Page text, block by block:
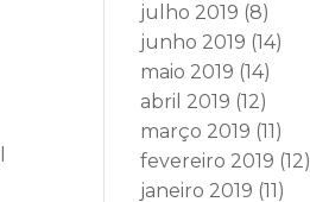
julho 2019 (8)
junho 2019 (14)
maio 2019 (14)
abril 2019 (12)
março 2019 (11)
fevereiro 2019 (12)
janeiro 2019 (11)